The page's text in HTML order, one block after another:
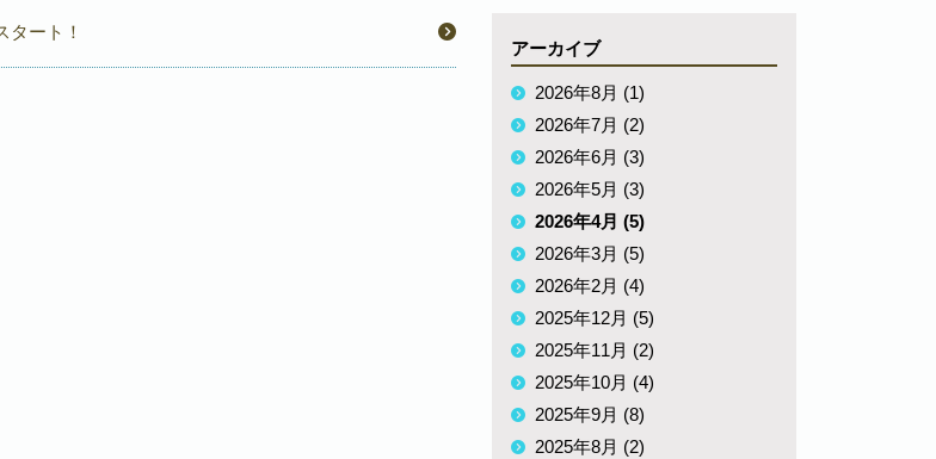
タート！
アーカイブ
2026年8月 (1)
2026年7月 (2)
2026年6月 (3)
2026年5月 (3)
2026年4月 (5)
2026年3月 (5)
2026年2月 (4)
2025年12月 (5)
2025年11月 (2)
2025年10月 (4)
2025年9月 (8)
2025年8月 (2)